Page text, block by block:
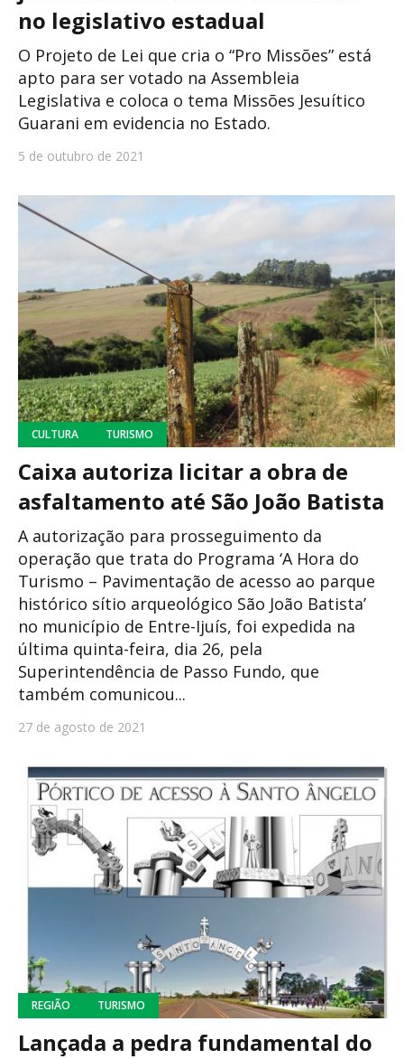
no legislativo estadual
O Projeto de Lei que cria o “Pro Missões” está
apto para ser votado na Assembleia
Legislativa e coloca o tema Missões Jesuítico
Guarani em evidencia no Estado.
5 de outubro de 2021
CULTURA TURISMO
Caixa autoriza licitar a obra de
asfaltamento até São João Batista
A autorização para prosseguimento da
operação que trata do Programa ‘A Hora do
Turismo – Pavimentação de acesso ao parque
histórico sítio arqueológico São João Batista’
no município de Entre-Ijuís, foi expedida na
última quinta-feira, dia 26, pela
Superintendência de Passo Fundo, que
também comunicou...
27 de agosto de 2021
REGIÃO TURISMO
Lançada a pedra fundamental do